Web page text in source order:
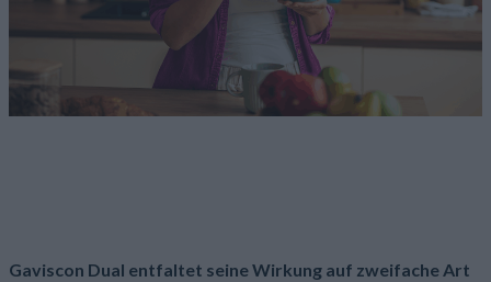
Gaviscon Dual entfaltet seine Wirkung auf zweifache Art